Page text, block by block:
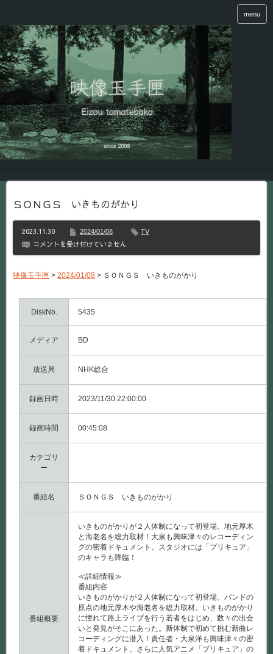
menu
ＳＯＮＧＳ いきものがかり
2023.11.30 2024/01/08 TV
Ｓ
Ｏ
Ｇ
も
か
コメントを受け付けていません
映像玉手匣 > 2024/01/08 > ＳＯＮＧＳ いきものがかり
DiskNo. 5435
メディア BD
放送局 NHK総合
録画日時 2023/11/30 22:00:00
録画時間 00:45:08
カテゴリ
ー
番組名 ＳＯＮＧＳ いきものがかり
番組概要
いきものがかりが２人体制になって初登場。地元厚木
と海老名を総力取材！大泉も興味津々のレコーディン
グの密着ドキュメント。スタジオには「プリキュア」
のキャラも降臨！
≪詳細情報≫
番組内容
いきものがかりが２人体制になって初登場。バンドの
原点の地元厚木や海老名を総力取材。いきものがかり
に憧れて路上ライブを行う若者をはじめ、数々の出会
いと発見がそこにあった。新体制で初めて挑む新曲レ
コーディングに潜入！責任者・大泉洋も興味津々の密
着ドキュメント。さらに人気アニメ「プリキュア」の